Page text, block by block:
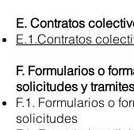
E. Contratos
E.1.Contratos
F. Formularios o
solicitudes y tramites
F.1. Formularios o
solicitudes